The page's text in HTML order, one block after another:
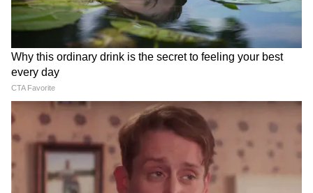
5
Image Credit :AI Image